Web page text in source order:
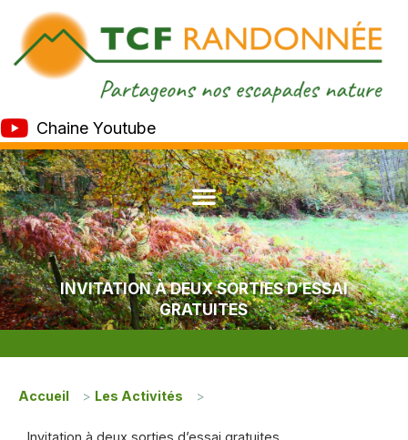
Chaine Youtube
INVITATION À DEUX SORTIES D’ESSAI
GRATUITES
Accueil > Les Activités >